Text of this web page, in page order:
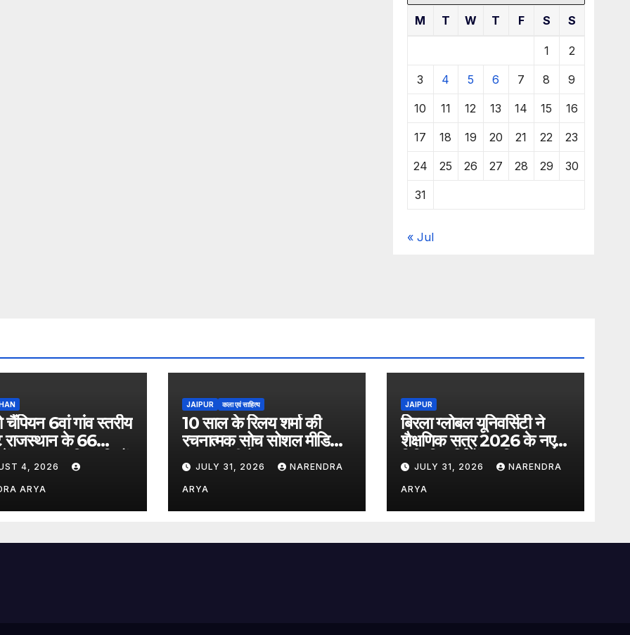
M T W T F S S
1 2
3 4 5 6 7 8 9
10 11 12 13 14 15 16
17 18 19 20 21 22 23
24 25 26 27 28 29 30
31
« Jul
चैंपियन 6वां गांव स्तरीय
राजस्थान के 66
29,000 खिलाड़ियों
के साथ संपन्न
4, 2026
ARYA
JAIPUR कला एवं साहित्य
10 साल के रिलय शर्मा की
रचनात्मक सोच सोशल मीडिया
पर बना रही है अलग पहचान
JULY 31, 2026 NARENDRA
ARYA
JAIPUR
बिरला ग्लोबल यूनिवर्सिटी ने
शैक्षणिक सत्र 2026 के नए
विधि विद्यार्थियों का किया स्वागत
बीबीए एलएल.बी. (ऑनर्स)
2026–31 एवं एलएल.एम.
2026–27 पाठ्यक्रमों के
शैक्षणिक यात्रा
JULY 31, 2026 NARENDRA
ARYA